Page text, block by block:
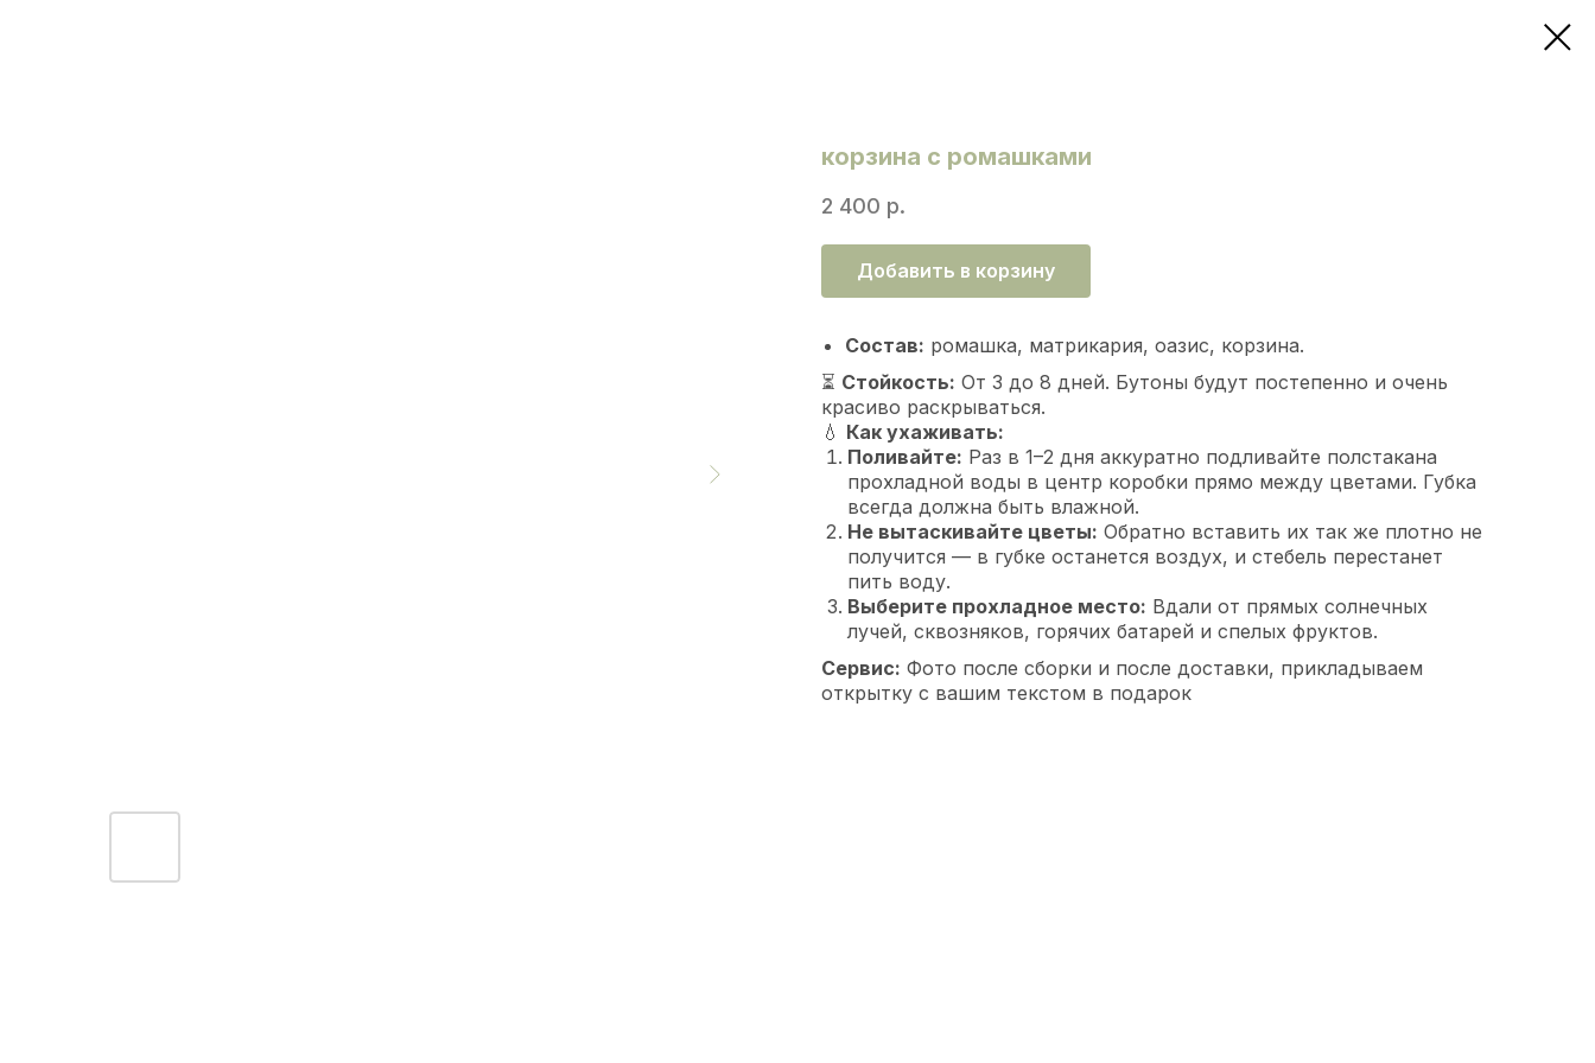
корзина с ромашками
2 400 р.
Добавить в корзину
Состав: ромашка, матрикария, оазис, корзина.
⏳ Стойкость: От 3 до 8 дней. Бутоны будут постепенно и очень
красиво раскрываться.
💧 Как ухаживать:
Поливайте: Раз в 1–2 дня аккуратно подливайте полстакана
прохладной воды в центр коробки прямо между цветами. Губка
всегда должна быть влажной.
Не вытаскивайте цветы: Обратно вставить их так же плотно не
получится — в губке останется воздух, и стебель перестанет
пить воду.
Выберите прохладное место: Вдали от прямых солнечных
лучей, сквозняков, горячих батарей и спелых фруктов.
Сервис: Фото после сборки и после доставки, прикладываем
открытку с вашим текстом в подарок